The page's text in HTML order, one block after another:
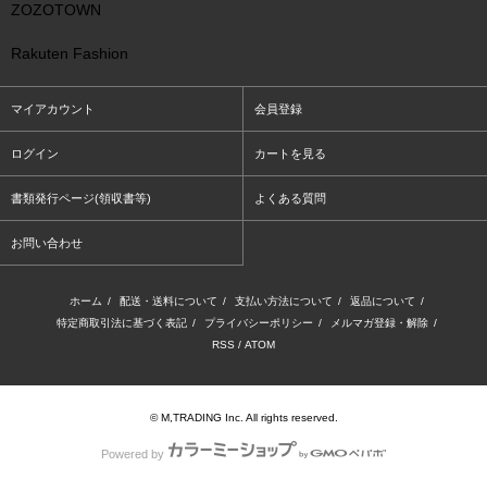
ZOZOTOWN
Rakuten Fashion
マイアカウント 会員登録
ログイン カートを見る
書類発行ページ(領収書等) よくある質問
お問い合わせ
ホーム / 配送・送料について / 支払い方法について / 返品について /
特定商取引法に基づく表記 / プライバシーポリシー / メルマガ登録・解除 /
RSS / ATOM
© M,TRADING Inc. All rights reserved.
Powered by